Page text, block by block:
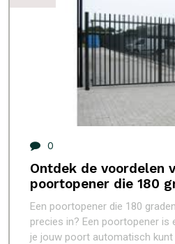
0
Ontdek de voordelen
poortopener die 180
Een poortopener die 180
precies in? Een poortopener is
je jouw poort automatisch kunt